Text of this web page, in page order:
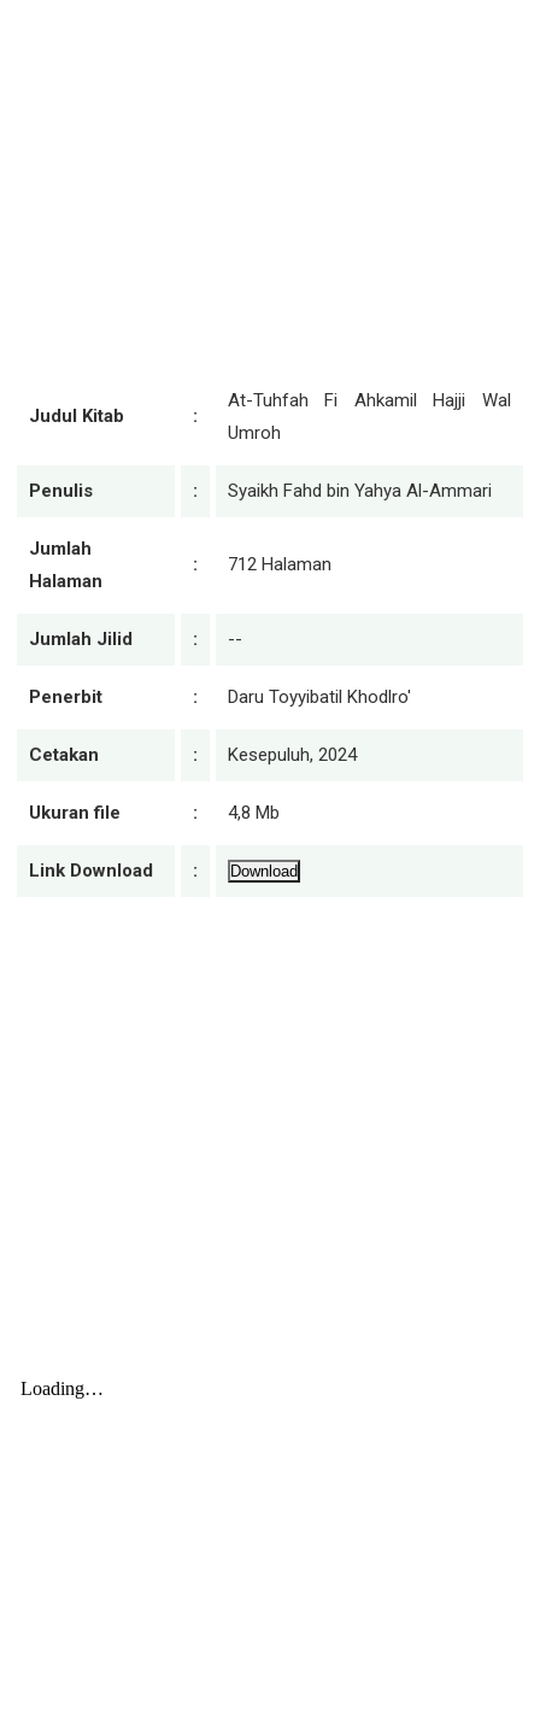
Judul Kitab :
At-Tuhfah Fi Ahkamil Hajji Wal
Umroh
Penulis : Syaikh Fahd bin Yahya Al-Ammari
Jumlah
Halaman
: 712 Halaman
Jumlah Jilid : --
Penerbit : Daru Toyyibatil Khodlro'
Cetakan : Kesepuluh, 2024
Ukuran file : 4,8 Mb
Link Download : Download